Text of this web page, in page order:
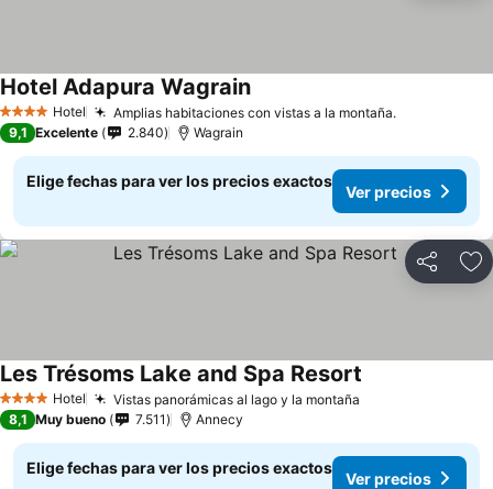
4 EstrellasHotel Amplias habitaciones con vistas a la montaña.
Hotel Adapura Wagrain
9,1 Excelente 2.840 Wagrain
Elige fechas para ver los precios exactos
Ver precios
Compartir
4 EstrellasHotel Vistas panorámicas al lago y la montaña
Les Trésoms Lake and Spa Resort
8,1 Muy bueno 7.511 Annecy
Elige fechas para ver los precios exactos
Ver precios